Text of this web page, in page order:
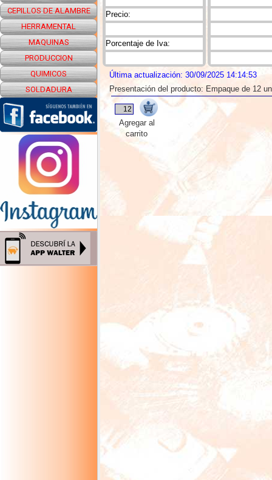
CEPILLOS DE ALAMBRE
HERRAMENTAL
MAQUINAS
PRODUCCION
QUIMICOS
SOLDADURA
Precio:
Porcentaje de Iva:
Última actualización: 30/09/2025 14:14:53
Presentación del producto: Empaque de 12
Agregar al
carrito